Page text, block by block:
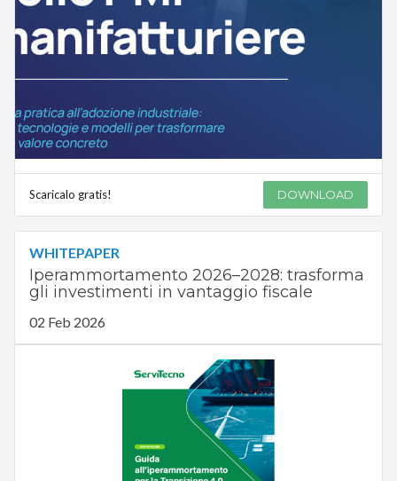
Scaricalo gratis! DOWNLOAD
WHITEPAPER
Iperammortamento 2026–2028: trasforma
gli investimenti in vantaggio fiscale
02 Feb 2026